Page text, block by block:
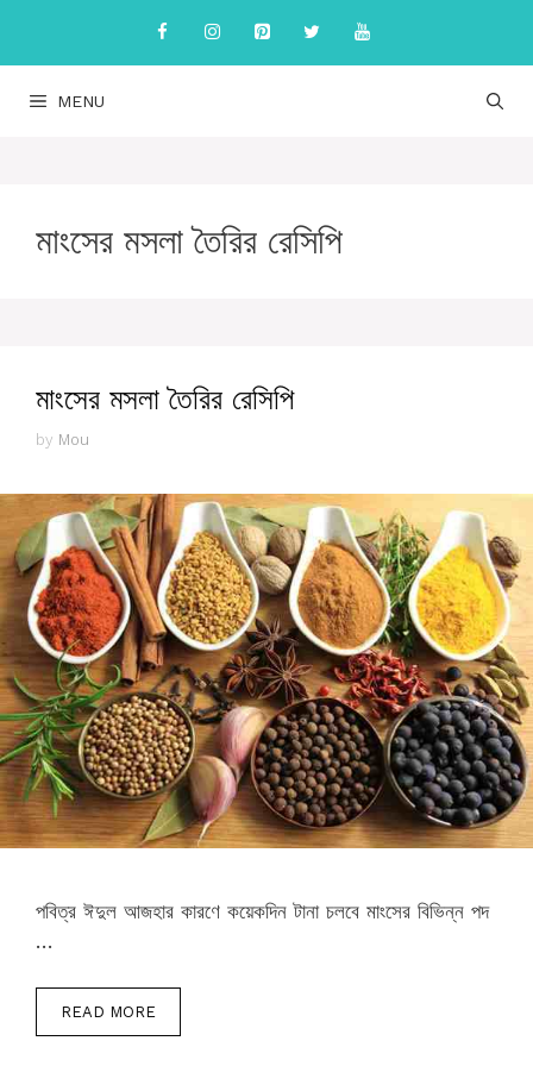
content
MENU
মাংসের মসলা তৈরির রেসিপি
মাংসের মসলা তৈরির রেসিপি
by Mou
পবিত্র ঈদুল আজহার কারণে কয়েকদিন টানা চলবে মাংসের বিভিন্ন পদ
…
READ MORE